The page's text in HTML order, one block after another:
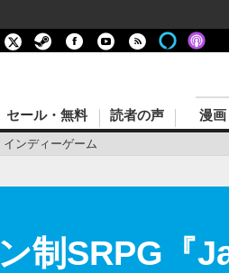
インディーゲーム
セール・無料 読者の声 漫画
制SRPG『